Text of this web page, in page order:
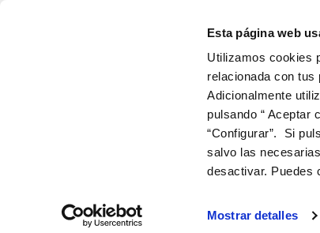
Esta página web
Utilizamos cookies
relacionada con tus
Adicionalmente
pulsando “ Aceptar
“Configurar”. Si
salvo las
desactivar. Puedes
Mostrar detalles
EMPRESA I ORGANITZACIÓ
INFORMACIÓ
estadística
sobre